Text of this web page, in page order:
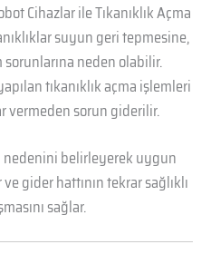
Cihazlar ile Tıkanıklık Açma
suyun geri tepmesine,
neden olabilir.
tıkanıklık açma işlemleri
vermeden sorun giderilir.
nedenini belirleyerek uygun
gider hattının tekrar sağlıklı
sağlar.